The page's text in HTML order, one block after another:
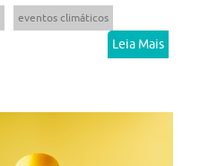
eventos climáticos
Leia Mais